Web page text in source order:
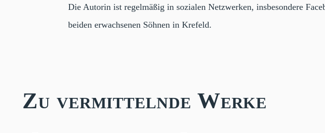
Die Autorin ist regelmäßig in sozialen Netzwerken, insbesondere
beiden erwachsenen Söhnen in Krefeld.
Zu vermittelnde Werke